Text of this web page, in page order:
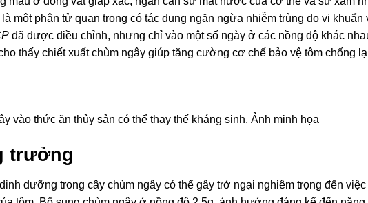
là một phân tử quan trọng có tác dụng ngăn ngừa nhiễm trùng do vi khuẩn
đã được điều chỉnh, nhưng chỉ vào một số ngày ở các nồng độ khác
thấy chiết xuất chùm ngây giúp tăng cường cơ chế bảo vệ tôm chống
vào thức ăn thủy sản có thể thay thế kháng sinh. Ảnh minh họa
trưởng
dưỡng trong cây chùm ngây có thể gây trở ngại nghiêm trọng đến việc